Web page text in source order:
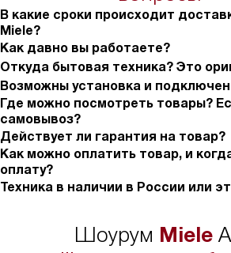
В какие сроки происходит
Miele?
Как давно вы работаете?
Откуда бытовая техника? Это
Возможны установка и
Где можно посмотреть товары?
самовывоз?
Действует ли гарантия на товар?
Как можно оплатить товар, и
оплату?
Техника в наличии в России или
Шоурум Miele